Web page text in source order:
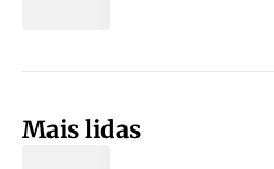
Mais lidas